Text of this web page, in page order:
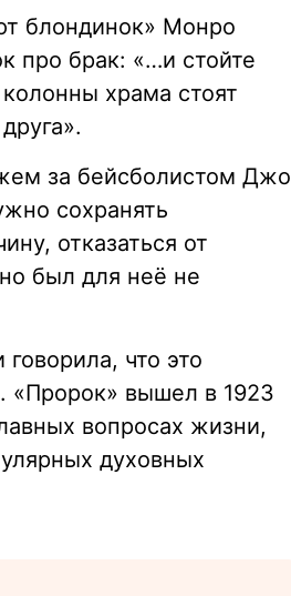
блондинок» Монро
про брак: «…и стойте
храма стоят
за бейсболистом Джо
сохранять
отказаться от
был для неё не
что это
«Пророк» вышел в 1923
вопросах жизни,
духовных